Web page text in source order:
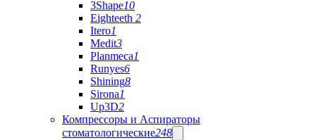
3Shape10
Eighteeth 2
Itero1
Medit3
Planmeca1
Runyes6
Shining8
Sirona1
Up3D2
Компрессоры и Аспираторы
стоматологические248